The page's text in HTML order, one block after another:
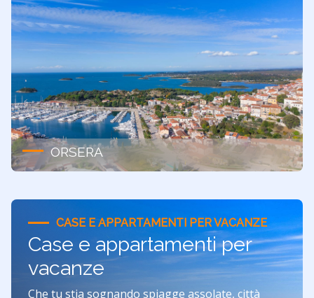
ORSERA
CASE E APPARTAMENTI PER VACANZE
Case e appartamenti per
vacanze
Che tu stia sognando spiagge assolate, città